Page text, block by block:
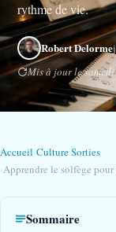
rythme de vie.
Robert Delorme
Mis à jour le
Accueil Culture Sorties
Apprendre le solfège
Sommaire